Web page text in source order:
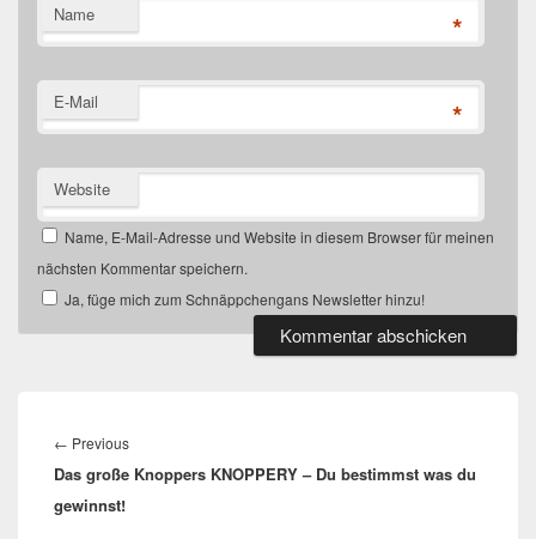
Name *
E-Mail *
Website
Name, E-Mail-Adresse und Website in diesem Browser für meinen
nächsten Kommentar speichern.
Ja, füge mich zum Schnäppchengans Newsletter hinzu!
← PreviousPrevious
post:
Das große Knoppers KNOPPERY – Du bestimmst was du
gewinnst!